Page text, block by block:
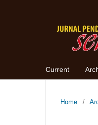
Current
Home /